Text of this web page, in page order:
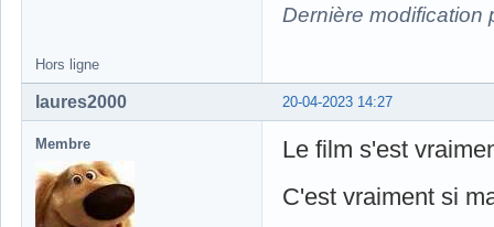
Dernière modification
Hors ligne
20-04-2023 14:27
laures2000
Membre
Le film s'est
C'est vraiment si